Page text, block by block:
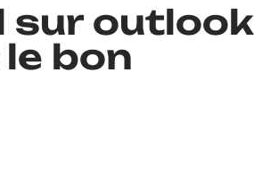
sur outlook
bon